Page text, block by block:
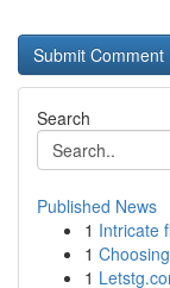
Search
Published News
1 Intricate
1
1